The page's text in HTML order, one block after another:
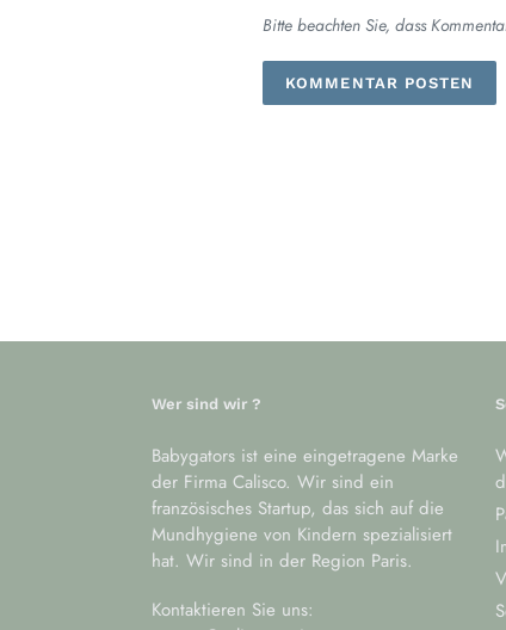
Bitte beachten Sie, dass
Wer sind wir ?
Babygators ist eine eingetragene Marke
der Firma Calisco. Wir sind ein
französisches Startup, das sich auf die
Mundhygiene von Kindern spezialisiert
hat. Wir sind in der Region Paris.
Kontaktieren Sie uns: